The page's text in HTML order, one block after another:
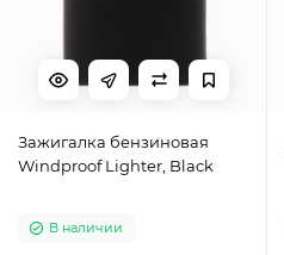
Зажигалка бензиновая
Windproof Lighter, Black
В наличии